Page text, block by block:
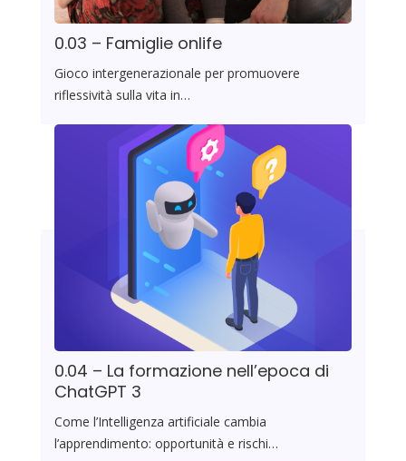
0.03 – Famiglie onlife
Gioco intergenerazionale per promuovere
riflessività sulla vita in…
0.04 – La formazione nell’epoca di
ChatGPT 3
Come l’Intelligenza artificiale cambia
l’apprendimento: opportunità e rischi…